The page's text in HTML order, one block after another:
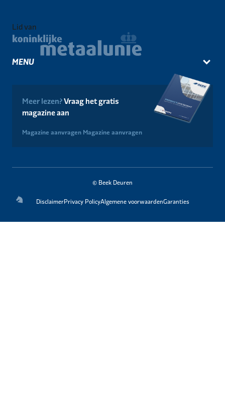
MENU
Lid van
Meer lezen?Vraag het gratis
magazine aan
Magazine aanvragen Magazine aanvragen
© Beek Deuren
DisclaimerPrivacy PolicyAlgemene voorwaardenGaranties